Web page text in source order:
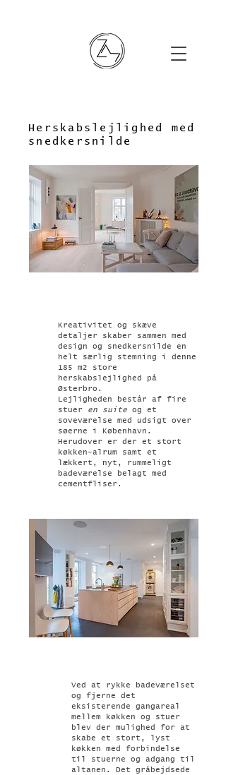
Herskabslejlighed med
snedkersnilde
Kreativitet og skæve
detaljer skaber sammen med
design og snedkersnilde en
helt særlig stemning i denne
185 m2 store
herskabslejlighed på
Østerbro.
Lejligheden
består af fire
stuer en suite og et
soveværelse med udsigt over
søerne i København.
Herudover er der et stort
køkken-alrum samt et
lækkert, nyt, rummeligt
badeværelse belagt med
cementfliser.
Ved at rykke badeværelset
og fjerne det
eksisterende gangareal
mellem køkken og stuer
blev der mulighed for at
skabe et stort, lyst
køkken med forbindelse
til stuerne og adgang til
altanen. Det gråbejdsede